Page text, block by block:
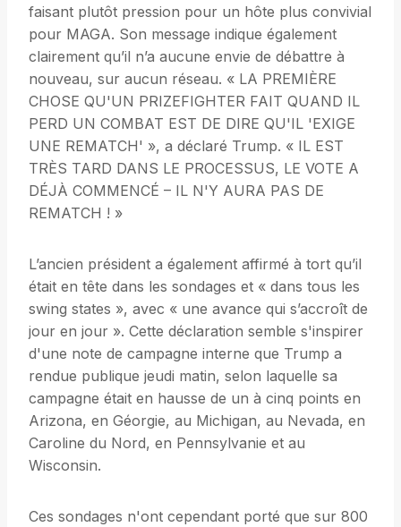
faisant plutôt pression pour un hôte plus convivial
pour MAGA. Son message indique également
clairement qu’il n’a aucune envie de débattre à
nouveau, sur aucun réseau. « LA PREMIÈRE
CHOSE QU'UN PRIZEFIGHTER FAIT QUAND IL
PERD UN COMBAT EST DE DIRE QU'IL 'EXIGE
UNE REMATCH' », a déclaré Trump. « IL EST
TRÈS TARD DANS LE PROCESSUS, LE VOTE A
DÉJÀ COMMENCÉ – IL N'Y AURA PAS DE
REMATCH ! »
L’ancien président a également affirmé à tort qu’il
était en tête dans les sondages et « dans tous les
swing states », avec « une avance qui s’accroît de
jour en jour ». Cette déclaration semble s'inspirer
d'une note de campagne interne que Trump a
rendue publique jeudi matin, selon laquelle sa
campagne était en hausse de un à cinq points en
Arizona, en Géorgie, au Michigan, au Nevada, en
Caroline du Nord, en Pennsylvanie et au
Wisconsin.
Ces sondages n'ont cependant porté que sur 800